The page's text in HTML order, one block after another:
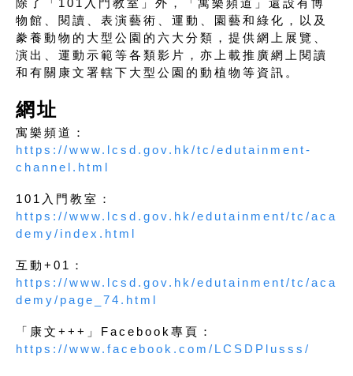
物館、閱讀、表演藝術、運動、園藝和綠化，以及
豢養動物的大型公園的六大分類，提供網上展覽、
演出、運動示範等各類影片，亦上載推廣網上閱讀
和有關康文署轄下大型公園的動植物等資訊。
網址
寓樂頻道：
https://www.lcsd.gov.hk/tc/edutainment-
channel.html
101入門教室：
https://www.lcsd.gov.hk/edutainment/tc/aca
demy/index.html
互動+01：
https://www.lcsd.gov.hk/edutainment/tc/aca
demy/page_74.html
「康文+++」Facebook專頁：
https://www.facebook.com/LCSDPlusss/